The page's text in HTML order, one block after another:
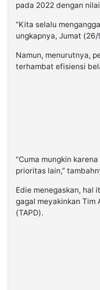
pada 2022 dengan
“Kita selalu
ungkapnya, Jumat (26/
Namun, menurutnya,
terhambat efisiensi
“Cuma mungkin
prioritas lain,”
Edie menegaskan, hal
gagal meyakinkan Tim
(TAPD).